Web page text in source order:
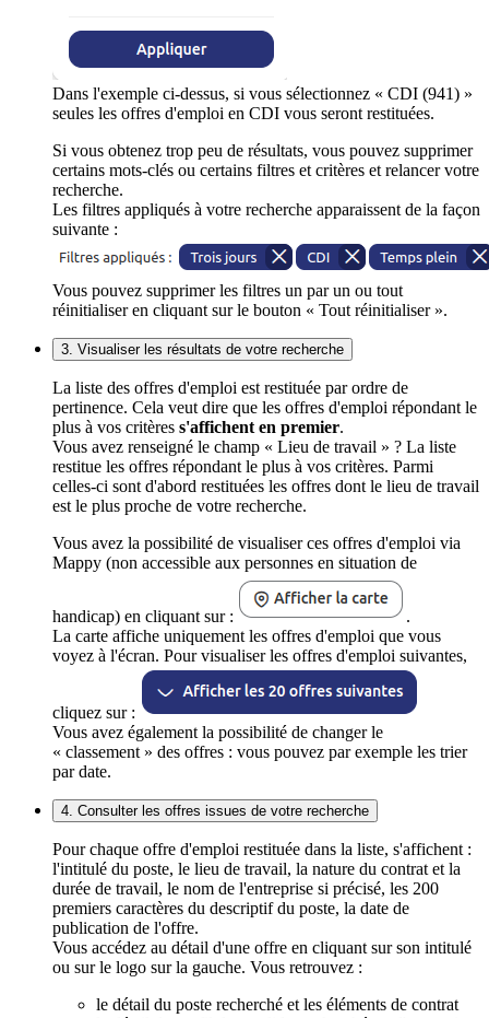
Dans l'exemple ci-dessus, si vous sélectionnez « CDI (941) »
seules les offres d'emploi en CDI vous seront restituées.
Si vous obtenez trop peu de résultats, vous pouvez supprimer
certains mots-clés ou certains filtres et critères et relancer votre
recherche.
Les filtres appliqués à votre recherche apparaissent de la façon
suivante :
Vous pouvez supprimer les filtres un par un ou tout
réinitialiser en cliquant sur le bouton « Tout réinitialiser ».
3. Visualiser les résultats de votre recherche
La liste des offres d'emploi est restituée par ordre de
pertinence. Cela veut dire que les offres d'emploi répondant le
plus à vos critères s'affichent en premier.
Vous avez renseigné le champ « Lieu de travail » ? La liste
restitue les offres répondant le plus à vos critères. Parmi
celles-ci sont d'abord restituées les offres dont le lieu de travail
est le plus proche de votre recherche.
Vous avez la possibilité de visualiser ces offres d'emploi via
Mappy (non accessible aux personnes en situation de
handicap) en cliquant sur :
.
La carte affiche uniquement les offres d'emploi que vous
voyez à l'écran. Pour visualiser les offres d'emploi suivantes,
cliquez sur :
Vous avez également la possibilité de changer le
« classement » des offres : vous pouvez par exemple les trier
par date.
4. Consulter les offres issues de votre recherche
Pour chaque offre d'emploi restituée dans la liste, s'affichent :
l'intitulé du poste, le lieu de travail, la nature du contrat et la
durée de travail, le nom de l'entreprise si précisé, les 200
premiers caractères du descriptif du poste, la date de
publication de l'offre.
Vous accédez au détail d'une offre en cliquant sur son intitulé
ou sur le logo sur la gauche. Vous retrouvez :
le détail du poste recherché et les éléments de contrat